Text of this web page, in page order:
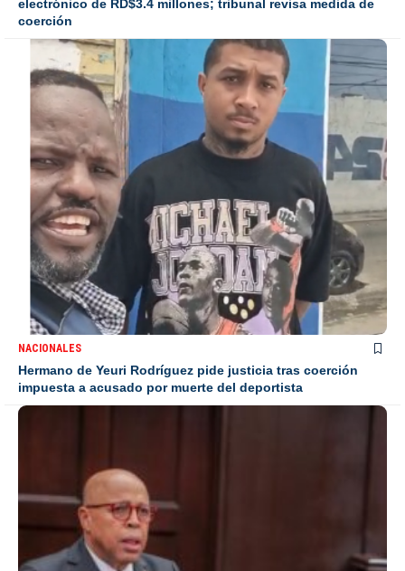
electrónico de RD$3.4 millones; tribunal revisa medida de
coerción
NACIONALES
Hermano de Yeuri Rodríguez pide justicia tras coerción
impuesta a acusado por muerte del deportista